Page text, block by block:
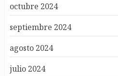
octubre 2024
septiembre 2024
agosto 2024
julio 2024